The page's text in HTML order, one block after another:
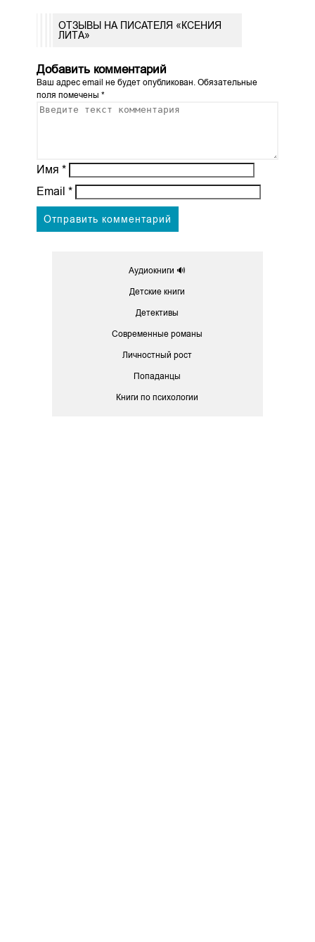
ОТЗЫВЫ НА ПИСАТЕЛЯ «КСЕНИЯ
ЛИТА»
Добавить комментарий
Ваш адрес email не будет опубликован.Обязательные
поля помечены *
Имя *
Email *
Аудиокниги 🔊
Детские книги
Детективы
Современные романы
Личностный рост
Попаданцы
Книги по психологии